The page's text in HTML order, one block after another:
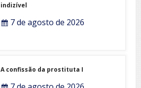
indizível
7 de agosto de 2026
A confissão da prostituta I